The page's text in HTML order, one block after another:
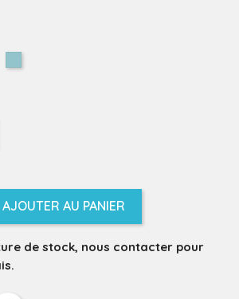
AJOUTER AU PANIER
de stock, nous contacter pour